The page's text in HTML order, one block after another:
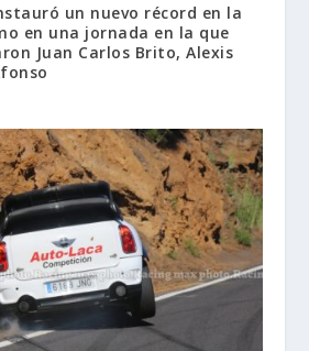
un nuevo récord en la
en una jornada en la que
Juan Carlos Brito, Alexis